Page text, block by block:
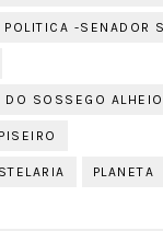
POLITICA -SENADOR
DO SOSSEGO ALHEIO
PISEIRO
PLANETA